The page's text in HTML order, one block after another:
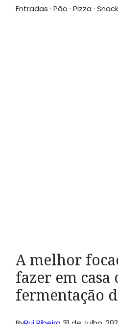
Entradas · Pão · Pizza ·
A melhor
fazer em casa
fermentação